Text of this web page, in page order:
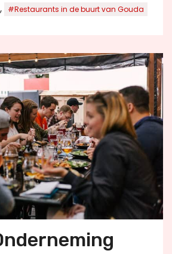
, #Restaurants in de buurt van Gouda